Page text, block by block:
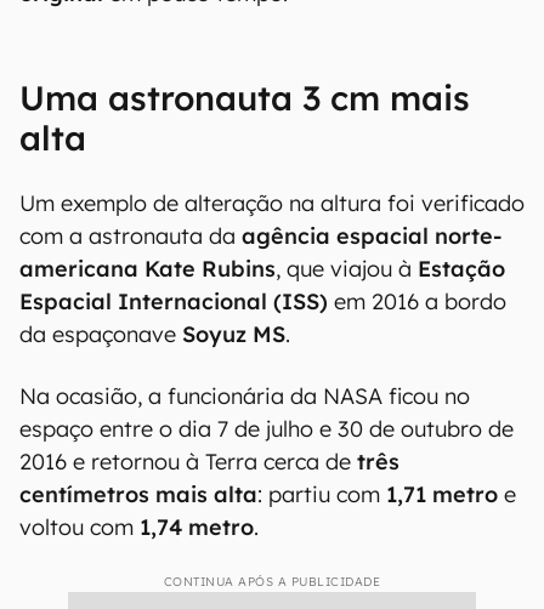
Uma astronauta 3 cm mais
alta
Um exemplo de alteração na altura foi verificado
com a astronauta da agência espacial norte-
americana Kate Rubins, que viajou à Estação
Espacial Internacional (ISS) em 2016 a bordo
da espaçonave Soyuz MS.
Na ocasião, a funcionária da NASA ficou no
espaço entre o dia 7 de julho e 30 de outubro de
2016 e retornou à Terra cerca de três
centímetros mais alta: partiu com 1,71 metro e
voltou com 1,74 metro.
CONTINUA APÓS A PUBLICIDADE